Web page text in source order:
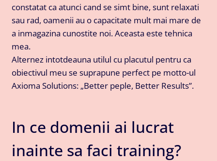
constatat ca atunci cand se simt bine, sunt relaxati
sau rad, oamenii au o capacitate mult mai mare de
a inmagazina cunostite noi. Aceasta este tehnica
mea.
Alternez intotdeauna utilul cu placutul pentru ca
obiectivul meu se suprapune perfect pe motto-ul
Axioma Solutions: „Better peple, Better Results”.
In ce domenii ai lucrat
inainte sa faci training?